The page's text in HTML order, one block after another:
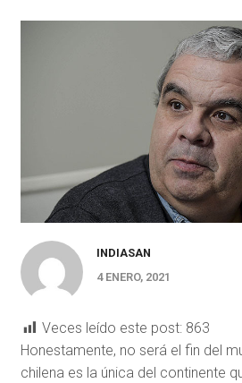
INDIASAN
4 ENERO, 2021
Veces leído este post: 863
Honestamente, no será el fin del
chilena es la única del continente